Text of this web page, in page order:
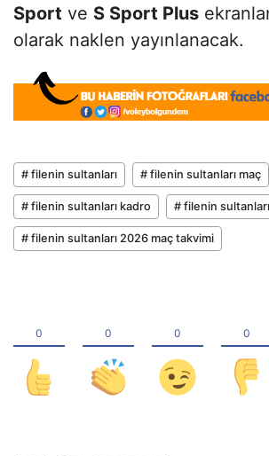
Sport ve S Sport Plus
olarak naklen yayınlanacak.
# filenin sultanları # filenin sultanları maç
# filenin sultanları kadro # filenin
# filenin sultanları 2026 maç takvimi